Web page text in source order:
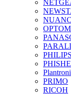
PHILIPS
PRIMO
RICOH